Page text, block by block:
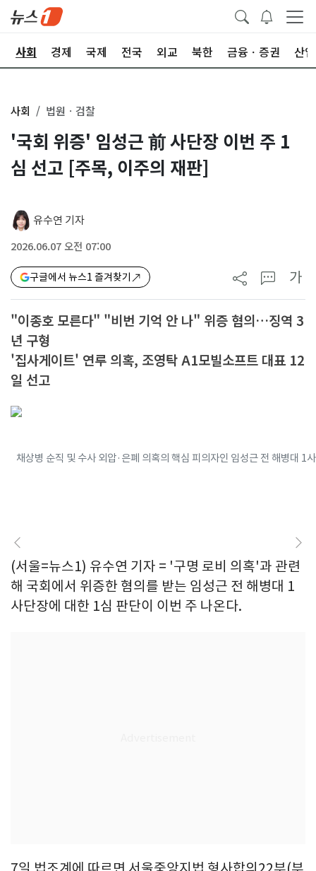
사회 경제 국제 전국 외교 북한 금융ㆍ증권 산업
사회 법원ㆍ검찰
'국회 위증' 임성근 前 사단장 이번 주 1
심 선고 [주목, 이주의 재판]
유수연 기자
2026.06.07 오전 07:00
구글에서 뉴스1 즐겨찾기 가
"이종호 모른다" "비번 기억 안 나" 위증 혐의…징역 3
년 구형
'집사게이트' 연루 의혹, 조영탁 A1모빌소프트 대표 12
일 선고
채상병 순직 및 수사 외압·은폐 의혹의 핵심 피의자인 임성근 전 해병대
(서울=뉴스1) 유수연 기자 = '구명 로비 의혹'과 관련
해 국회에서 위증한 혐의를 받는 임성근 전 해병대 1
사단장에 대한 1심 판단이 이번 주 나온다.